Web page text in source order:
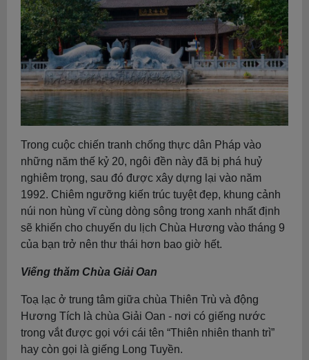
Trong cuộc chiến tranh chống thực dân Pháp vào
những năm thế kỷ 20, ngôi đền này đã bị phá huỷ
nghiêm trọng, sau đó được xây dựng lại vào năm
1992. Chiêm ngưỡng kiến trúc tuyệt đẹp, khung cảnh
núi non hùng vĩ cùng dòng sông trong xanh nhất định
sẽ khiến cho chuyến du lịch Chùa Hương vào tháng 9
của bạn trở nên thư thái hơn bao giờ hết.
Viếng thăm Chùa Giải Oan
Toạ lạc ở trung tâm giữa chùa Thiên Trù và động
Hương Tích là chùa Giải Oan - nơi có giếng nước
trong vắt được gọi với cái tên “Thiên nhiên thanh trì”
hay còn gọi là giếng Long Tuyền.